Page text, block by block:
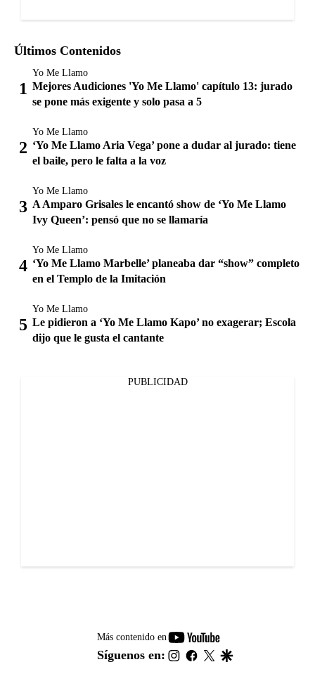
Últimos Contenidos
Yo Me Llamo
Mejores Audiciones 'Yo Me Llamo' capítulo 13: jurado
se pone más exigente y solo pasa a 5
Yo Me Llamo
‘Yo Me Llamo Aria Vega’ pone a dudar al jurado: tiene
el baile, pero le falta a la voz
Yo Me Llamo
A Amparo Grisales le encantó show de ‘Yo Me Llamo
Ivy Queen’: pensó que no se llamaría
Yo Me Llamo
‘Yo Me Llamo Marbelle’ planeaba dar “show” completo
en el Templo de la Imitación
Yo Me Llamo
Le pidieron a ‘Yo Me Llamo Kapo’ no exagerar; Escola
dijo que le gusta el cantante
PUBLICIDAD
Más contenido en
youtube-
footer
Síguenos en: instagram
facebook
twitter